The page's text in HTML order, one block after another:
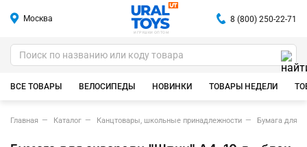
Москва
ИГРУШКИ ОПТОМ
8 (800) 250-22-71
ВСЕ ТОВАРЫ ВЕЛОСИПЕДЫ НОВИНКИ ТОВАРЫ НЕДЕЛИ
Главная Каталог Канцтовары, школьные принадлежности Бумага для